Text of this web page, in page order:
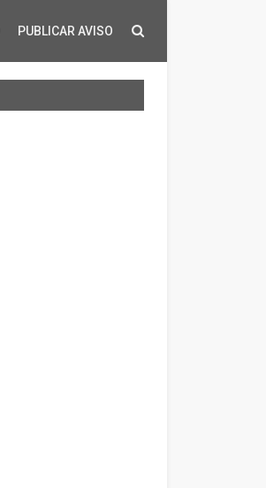
PUBLICAR AVISO